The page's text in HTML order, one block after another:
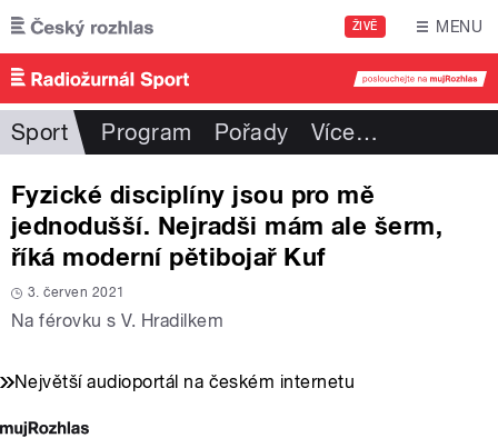
Přejít k hlavnímu obsahu
ŽIVĚ MENU
Sport Program Pořady Více…
Fyzické disciplíny jsou pro mě
jednodušší. Nejradši mám ale šerm,
říká moderní pětibojař Kuf
3. červen 2021
Na férovku s V. Hradilkem
Největší audioportál na českém internetu